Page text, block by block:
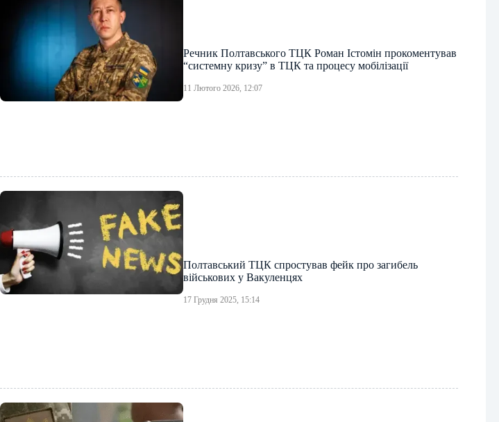
Речник Полтавського ТЦК Роман Істомін прокоментував
“системну кризу” в ТЦК та процесу мобілізації
11 Лютого 2026, 12:07
Полтавський ТЦК спростував фейк про загибель
військових у Вакуленцях
17 Грудня 2025, 15:14